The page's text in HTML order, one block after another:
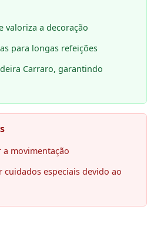
valoriza a decoração
para longas refeições
Carraro, garantindo
movimentação
cuidados especiais devido ao